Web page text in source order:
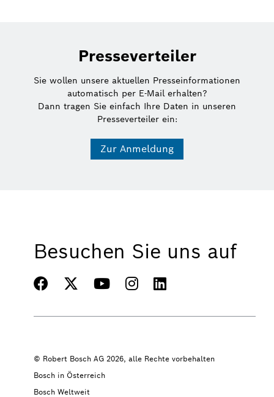
Presseverteiler
Sie wollen unsere aktuellen Presseinformationen
automatisch per E-Mail erhalten?
Dann tragen Sie einfach Ihre Daten in unseren
Presseverteiler ein:
Zur Anmeldung
Besuchen Sie uns auf
© Robert Bosch AG 2026, alle Rechte vorbehalten
Bosch in Österreich
Bosch Weltweit